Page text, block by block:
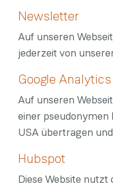
Newsletter
Auf unseren
jederzeit von
Google Analytics
Auf unseren
einer pseudonymen
USA übertragen
Hubspot
Diese Website